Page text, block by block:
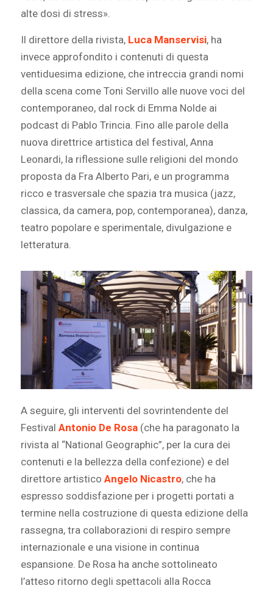
alte dosi di stress».
Il direttore della rivista, Luca Manservisi, ha
invece approfondito i contenuti di questa
ventiduesima edizione, che intreccia grandi nomi
della scena come Toni Servillo alle nuove voci del
contemporaneo, dal rock di Emma Nolde ai
podcast di Pablo Trincia. Fino alle parole della
nuova direttrice artistica del festival, Anna
Leonardi, la riflessione sulle religioni del mondo
proposta da Fra Alberto Pari, e un programma
ricco e trasversale che spazia tra musica (jazz,
classica, da camera, pop, contemporanea), danza,
teatro popolare e sperimentale, divulgazione e
letteratura.
A seguire, gli interventi del sovrintendente del
Festival Antonio De Rosa(che ha paragonato la
rivista al “National Geographic”, per la cura dei
contenuti e la bellezza della confezione) e del
direttore artistico Angelo Nicastro, che ha
espresso soddisfazione per i progetti portati a
termine nella costruzione di questa edizione della
rassegna, tra collaborazioni di respiro sempre
internazionale e una visione in continua
espansione. De Rosa ha anche sottolineato
l’atteso ritorno degli spettacoli alla Rocca